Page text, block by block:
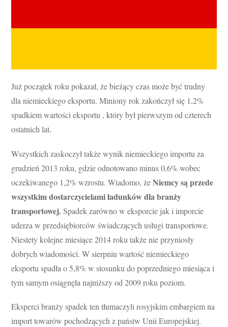
Już początek roku pokazał, że bieżący czas może być trudny
dla niemieckiego eksportu. Miniony rok zakończył się 1,2%
spadkiem wartości eksportu , który był pierwszym od czterech
ostatnich lat.
Wszystkich zaskoczył także wynik niemieckiego importu za
grudzień 2013 roku, gdzie odnotowano minus 0,6% wobec
oczekiwanego 1,2% wzrostu. Wiadomo, żeNiemcy są przede
wszystkim dostarczycielami ładunków dla branży
transportowej.Spadek zarówno w eksporcie jak i imporcie
uderza w przedsiębiorców świadczących usługi transportowe.
Niestety kolejne miesiące 2014 roku także nie przyniosły
dobrych wiadomości. W sierpniu wartość niemieckiego
eksportu spadła o 5,8% w stosunku do poprzedniego miesiąca i
tym samym osiągnęła najniższy od 2009 roku poziom.
Eksperci branży spadek ten tłumaczyli rosyjskim embargiem na
import towarów pochodzących z państw Unii Europejskiej.